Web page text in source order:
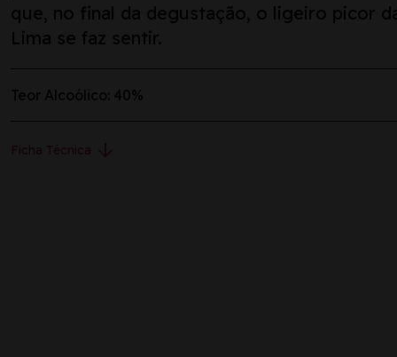
que, no final da degustação, o ligeiro picor
Lima se faz sentir.
Teor Alcoólico: 40%